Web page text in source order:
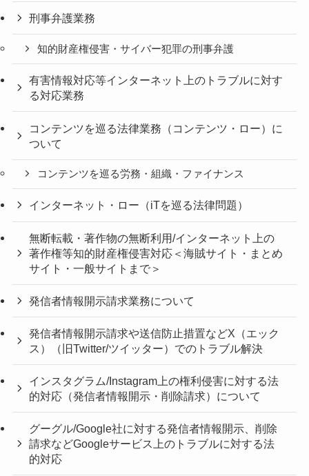
刑事弁護業務
知的財産権侵害・サイバー犯罪の刑事弁護
有害情報対応等インターネット上のトラブルに対す
る対応業務
コンテンツを巡る法律業務（コンテンツ・ロー）に
ついて
コンテンツを巡る労務・組織・ファイナンス
インターネット・ロー（iTを巡る法律問題）
無断転載・著作物の無断利用/インターネット上の
著作権等知的財産権侵害対応＜海賊サイト・まとめ
サイト・一般サイトまで＞
発信者情報開示請求業務について
発信者情報開示請求や送信防止措置などX（エック
ス）（旧Twitter/ツイッター）でのトラブル解決
インスタグラム/Instagram上の権利侵害に対する法
的対応（発信者情報開示・削除請求）について
グーグル/Google社に対する発信者情報開示、削除
請求などGoogleサービス上のトラブルに対する法
的対応